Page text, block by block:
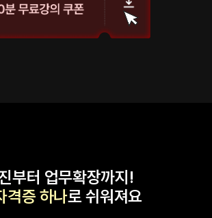
부터 업무확장까지!
격증 하나로 쉬워져요